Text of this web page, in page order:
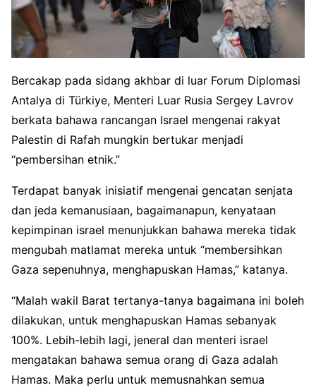
Bercakap pada sidang akhbar di luar Forum Diplomasi
Antalya di Türkiye, Menteri Luar Rusia Sergey Lavrov
berkata bahawa rancangan Israel mengenai rakyat
Palestin di Rafah mungkin bertukar menjadi
“pembersihan etnik.”
Terdapat banyak inisiatif mengenai gencatan senjata
dan jeda kemanusiaan, bagaimanapun, kenyataan
kepimpinan israel menunjukkan bahawa mereka tidak
mengubah matlamat mereka untuk “membersihkan
Gaza sepenuhnya, menghapuskan Hamas,” katanya.
“Malah wakil Barat tertanya-tanya bagaimana ini boleh
dilakukan, untuk menghapuskan Hamas sebanyak
100%. Lebih-lebih lagi, jeneral dan menteri israel
mengatakan bahawa semua orang di Gaza adalah
Hamas. Maka perlu untuk memusnahkan semua